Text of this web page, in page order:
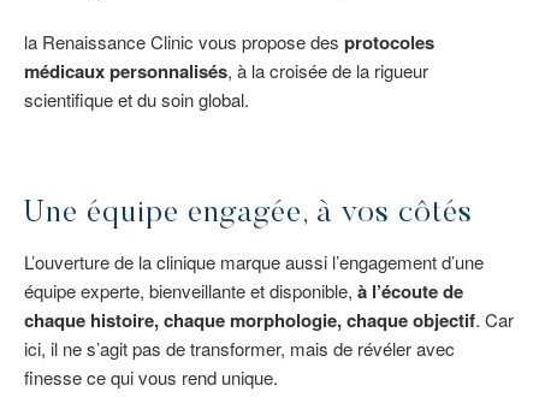
la Renaissance Clinic vous propose des protocoles
médicaux personnalisés, à la croisée de la rigueur
scientifique et du soin global.
Une équipe engagée, à vos côtés
L’ouverture de la clinique marque aussi l’engagement d’une
équipe experte, bienveillante et disponible, à l’écoute de
chaque histoire, chaque morphologie, chaque objectif. Car
ici, il ne s’agit pas de transformer, mais de révéler avec
finesse ce qui vous rend unique.